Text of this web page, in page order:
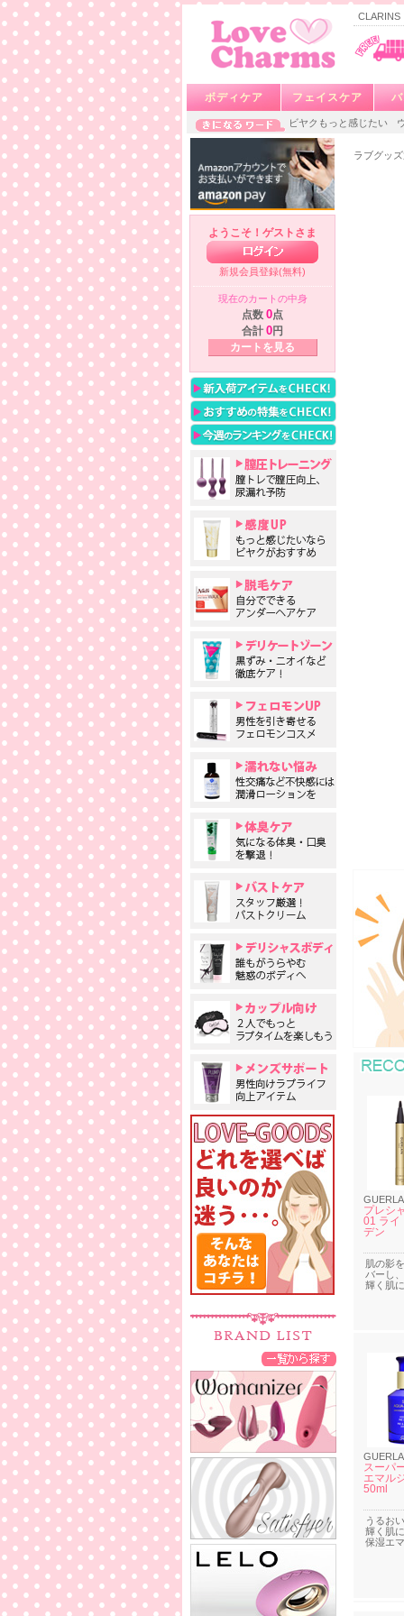
CLARINS
ボディケア フェイスケア
ビヤクもっと感じたい
ようこそ！ゲストさま
新規会員登録(無料)
現在のカートの中身
点数 0点
合計 0円
カートを見る
ラブグッ
プレシ
01 ライ
デン
肌の影
バーし
輝く肌に
スーパ
エマル
50ml
うるお
輝く肌
保湿エ